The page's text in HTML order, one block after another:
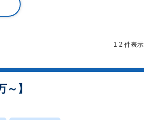
1-2 件表示
】